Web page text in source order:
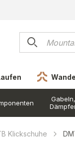
Gabeln,
Klickschuhe